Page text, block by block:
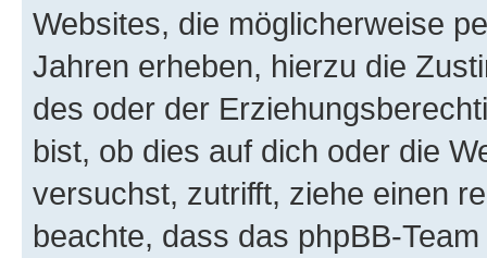
Websites, die möglicherweise
Jahren erheben, hierzu die
des oder der
bist, ob dies auf dich oder die
versuchst, zutrifft, ziehe einen
beachte, dass das phpBB-